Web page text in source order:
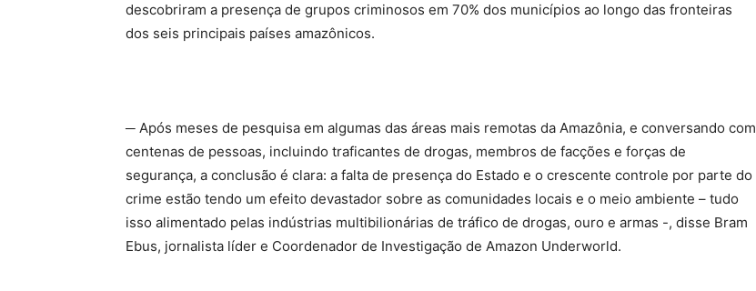
descobriram a presença de grupos criminosos em 70% dos municípios ao longo das fronteiras
dos seis principais países amazônicos.
─ Após meses de pesquisa em algumas das áreas mais remotas da Amazônia, e conversando com
centenas de pessoas, incluindo traficantes de drogas, membros de facções e forças de
segurança, a conclusão é clara: a falta de presença do Estado e o crescente controle por parte do
crime estão tendo um efeito devastador sobre as comunidades locais e o meio ambiente – tudo
isso alimentado pelas indústrias multibilionárias de tráfico de drogas, ouro e armas -, disse Bram
Ebus, jornalista líder e Coordenador de Investigação de Amazon Underworld.